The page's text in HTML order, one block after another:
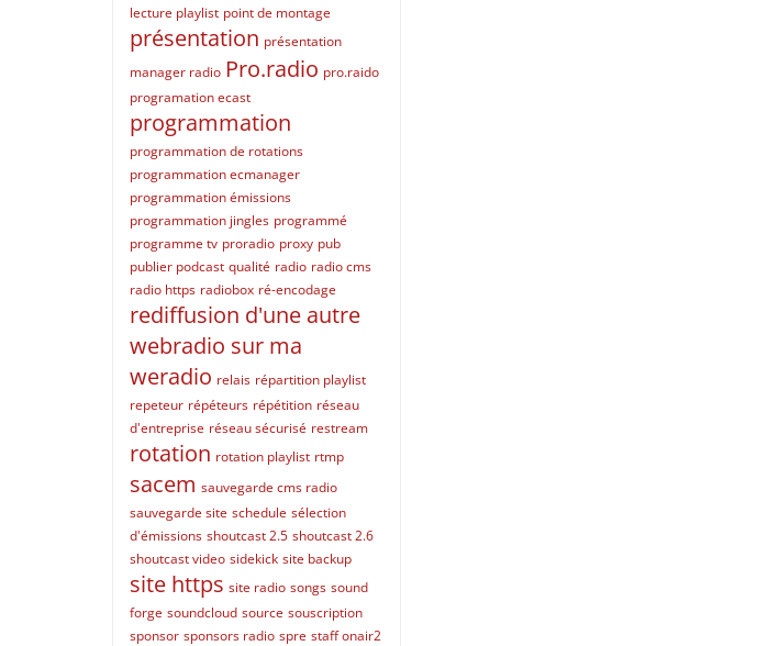
lecture playlist point de montage
présentation présentation
manager radio Pro.radio pro.raido
programation ecast
programmation
programmation de rotations
programmation ecmanager
programmation émissions
programmation jingles programmé
programme tv proradio proxy pub
publier podcast qualité radio radio cms
radio https radiobox ré-encodage
rediffusion d'une autre
webradio sur ma
weradio relais répartition playlist
repeteur répéteurs répétition réseau
d'entreprise réseau sécurisé restream
rotation rotation playlist rtmp
sacem sauvegarde cms radio
sauvegarde site schedule sélection
d'émissions shoutcast 2.5 shoutcast 2.6
shoutcast video sidekick site backup
site https site radio songs sound
forge soundcloud source souscription
sponsor sponsors radio spre staff onair2